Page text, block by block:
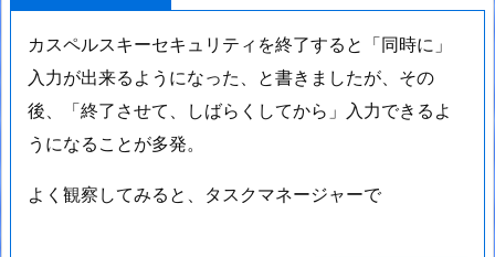
カスペルスキーセキュリティを終了すると「同時に」
入力が出来るようになった、と書きましたが、その
後、「終了させて、しばらくしてから」入力できるよ
うになることが多発。
よく観察してみると、タスクマネージャーで